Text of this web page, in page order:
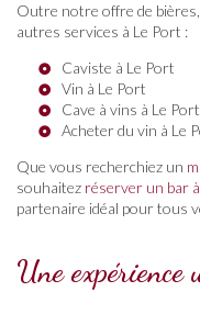
Outre notre offre de
autres services à Le Port :
Caviste à Le Port
Vin à Le Port
Cave à vins à Le Port
Acheter du vin à Le
Que vous recherchiez un
souhaitez réserver un bar
partenaire idéal pour tous
Une